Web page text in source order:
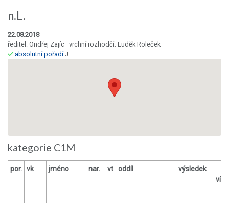
n.L.
22.08.2018
ředitel: Ondřej Zajíc vrchní rozhodčí: Luděk Roleček
absolutní pořadíJ
kategorie C1M
por. vk jméno nar. vt oddíl
výsledek